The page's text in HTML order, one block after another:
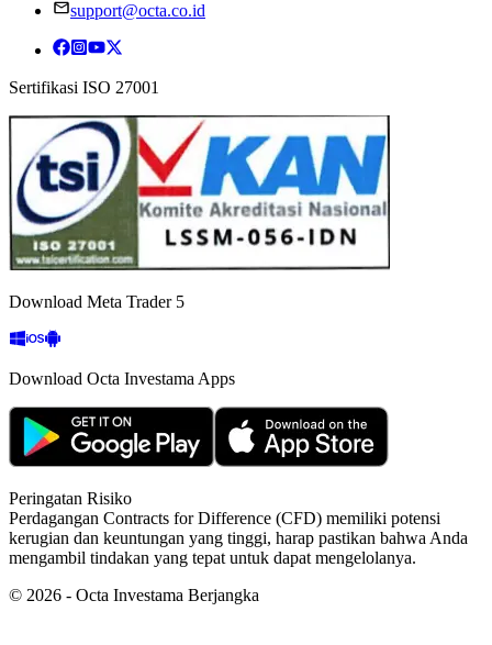
support@octa.co.id
Sertifikasi ISO 27001
Download Meta Trader 5
Download Octa Investama Apps
Peringatan Risiko
Perdagangan Contracts for Difference (CFD) memiliki potensi
kerugian dan keuntungan yang tinggi, harap pastikan bahwa Anda
mengambil tindakan yang tepat untuk dapat mengelolanya.
© 2026 - Octa Investama Berjangka